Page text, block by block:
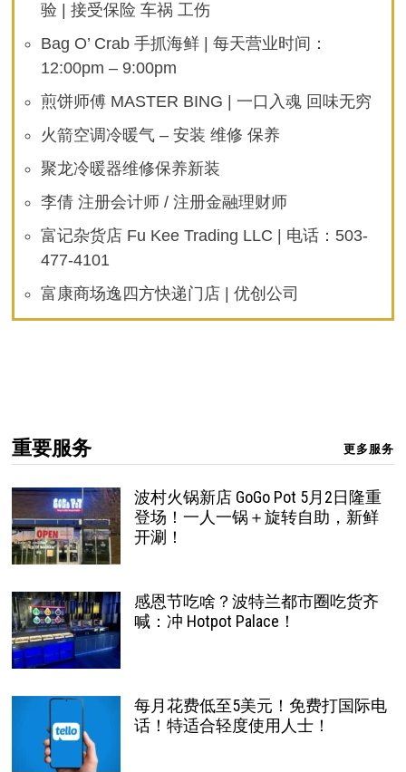
验 | 接受保险 车祸 工伤
Bag O’ Crab 手抓海鲜 | 每天营业时间：
12:00pm – 9:00pm
煎饼师傅 MASTER BING | 一口入魂 回味无穷
火箭空调冷暖气 – 安装 维修 保养
聚龙冷暖器维修保养新装
李倩 注册会计师 / 注册金融理财师
富记杂货店 Fu Kee Trading LLC | 电话：503-
477-4101
富康商场逸四方快递门店 | 优创公司
重要服务 更多服务
波村火锅新店 GoGo Pot 5月2日隆重
登场！一人一锅＋旋转自助，新鲜
开涮！
感恩节吃啥？波特兰都市圈吃货齐
喊：冲 Hotpot Palace！
每月花费低至5美元！免费打国际电
话！特适合轻度使用人士！